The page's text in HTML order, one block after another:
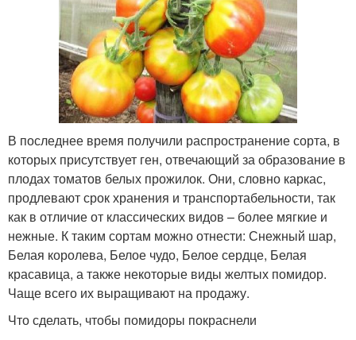
В последнее время получили распространение сорта, в
которых присутствует ген, отвечающий за образование в
плодах томатов белых прожилок. Они, словно каркас,
продлевают срок хранения и транспортабельности, так
как в отличие от классических видов – более мягкие и
нежные. К таким сортам можно отнести: Снежный шар,
Белая королева, Белое чудо, Белое сердце, Белая
красавица, а также некоторые виды желтых помидор.
Чаще всего их выращивают на продажу.
Что сделать, чтобы помидоры покраснели